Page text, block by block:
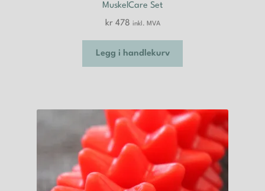
MuskelCare Set
kr478 inkl. MVA
Legg i handlekurv